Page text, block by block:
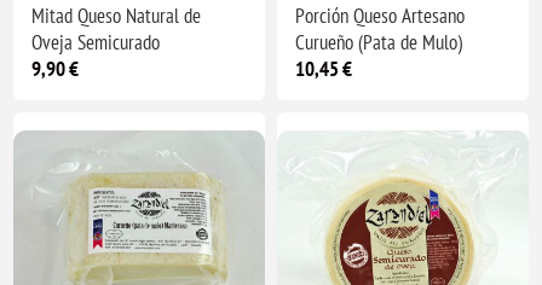
Mitad Queso Natural de
Oveja Semicurado
9,90 €
Porción Queso Artesano
Curueño (Pata de Mulo)
10,45 €